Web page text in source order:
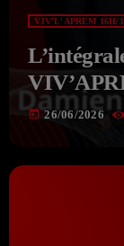
VIV'L'APREM 16H/
today 26/06/2026